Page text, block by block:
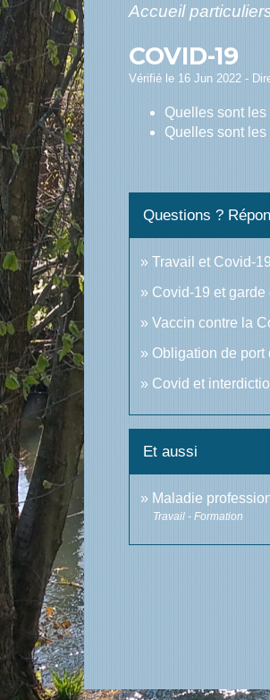
Accueil
COVID-19
Vérifié le 16 Jun 2022 -
Quelles sont
Quelles sont
Questions ?
Travail et Covid-
Covid-19 et
Vaccin contre la
Obligation de port
Covid et
Et aussi
Maladie
Travail - Formation